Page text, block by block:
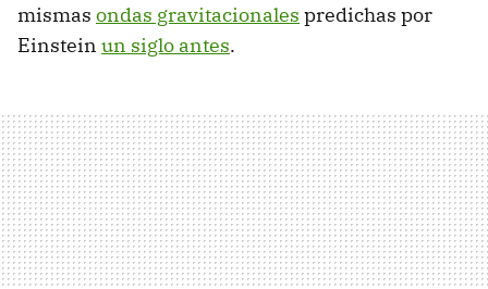
mismas ondas gravitacionales predichas por
Einstein un siglo antes.